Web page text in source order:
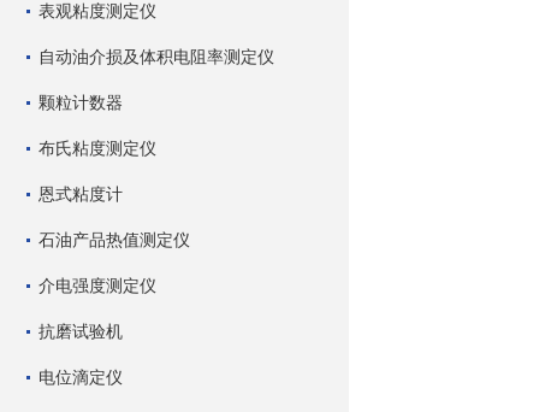
表观粘度测定仪
自动油介损及体积电阻率测定仪
颗粒计数器
布氏粘度测定仪
恩式粘度计
石油产品热值测定仪
介电强度测定仪
抗磨试验机
电位滴定仪